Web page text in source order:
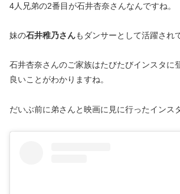
4人兄弟の2番目が石井杏奈さんなんですね。
妹の石井稚乃さんもダンサーとして活躍され
石井杏奈さんのご家族はたびたびインスタに
良いことがわかりますね。
だいぶ前に弟さんと映画に見に行ったインス